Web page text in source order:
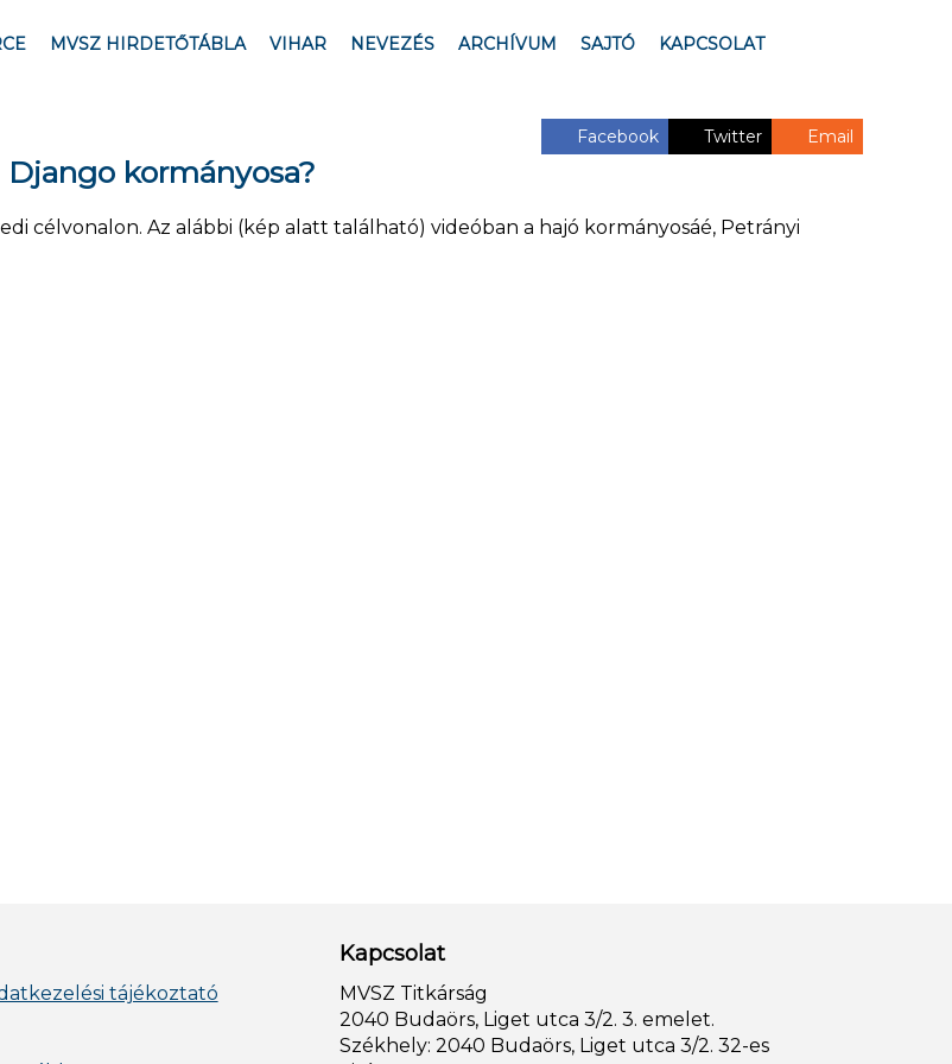
MVSZ HIRDETŐTÁBLA VIHAR NEVEZÉS ARCHÍVUM SAJTÓ KAPCSOLAT
Facebook Twitter Email
kormányosa?
célvonalon. Az alábbi (kép alatt található) videóban a hajó kormányosáé, Petrányi
tájékoztató
Kapcsolat
MVSZ Titkárság
2040 Budaörs, Liget utca 3/2. 3. emelet.
Székhely: 2040 Budaörs, Liget utca 3/2. 32-es